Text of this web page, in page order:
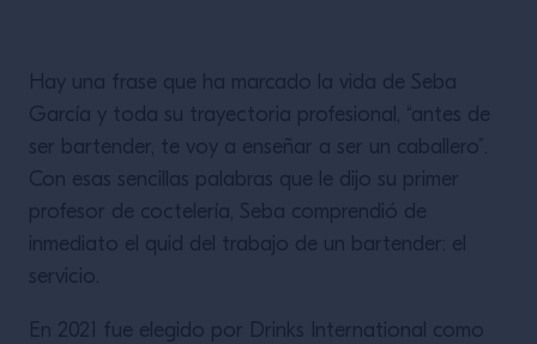
Hay una frase que ha marcado la vida de Seba
García y toda su trayectoria profesional, “antes de
ser bartender, te voy a enseñar a ser un caballero”.
Con esas sencillas palabras que le dijo su primer
profesor de coctelería, Seba comprendió de
inmediato el quid del trabajo de un bartender: el
servicio.
En 2021 fue elegido por Drinks International como